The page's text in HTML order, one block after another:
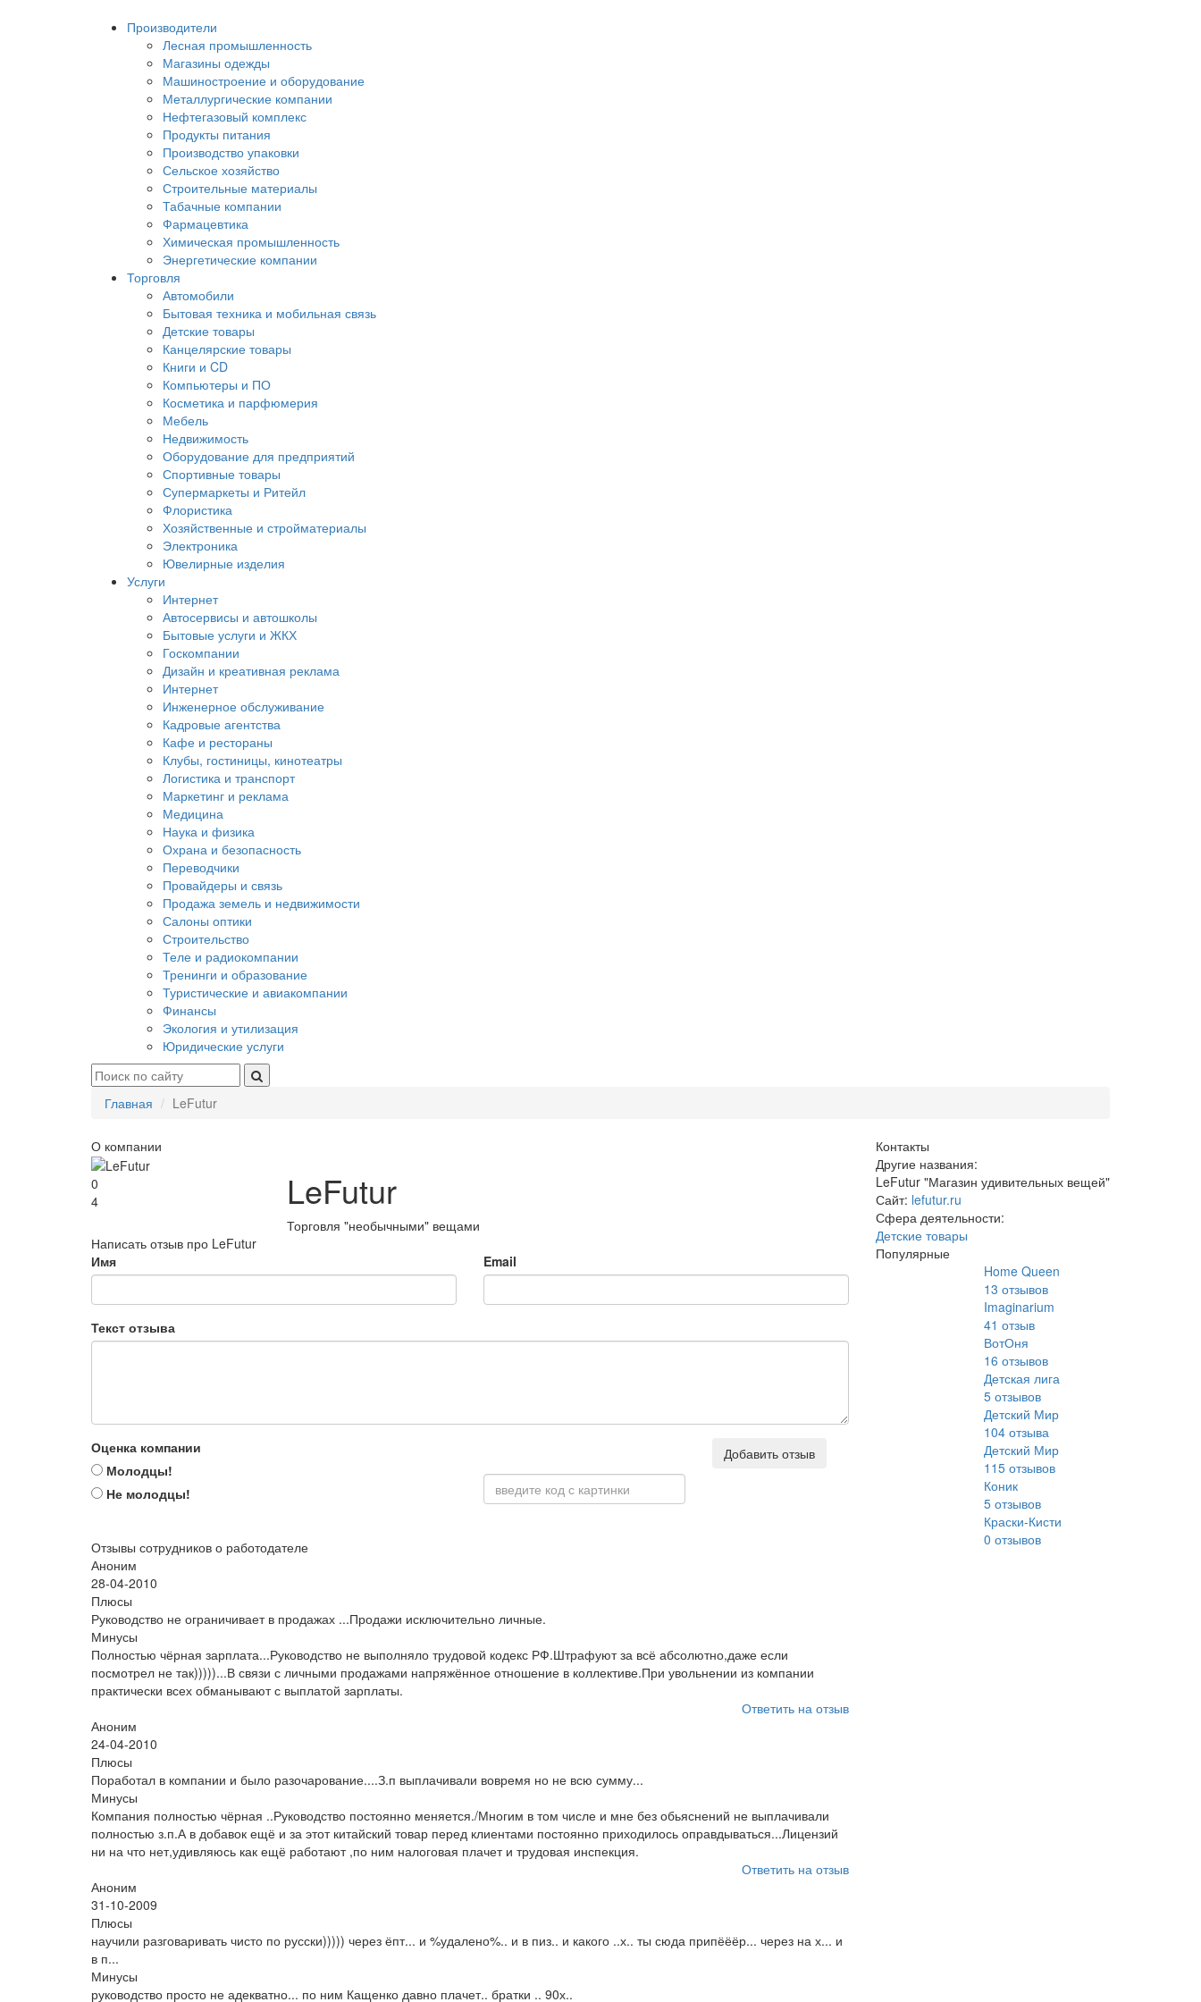
Производители
Лесная промышленность
Магазины одежды
Машиностроение и оборудование
Металлургические компании
Нефтегазовый комплекс
Продукты питания
Производство упаковки
Сельское хозяйство
Строительные материалы
Табачные компании
Фармацевтика
Химическая промышленность
Энергетические компании
Торговля
Автомобили
Бытовая техника и мобильная связь
Детские товары
Канцелярские товары
Книги и CD
Компьютеры и ПО
Косметика и парфюмерия
Мебель
Недвижимость
Оборудование для предприятий
Спортивные товары
Супермаркеты и Ритейл
Флористика
Хозяйственные и стройматериалы
Электроника
Ювелирные изделия
Услуги
Интернет
Автосервисы и автошколы
Бытовые услуги и ЖКХ
Госкомпании
Дизайн и креативная реклама
Интернет
Инженерное обслуживание
Кадровые агентства
Кафе и рестораны
Клубы, гостиницы, кинотеатры
Логистика и транспорт
Маркетинг и реклама
Медицина
Наука и физика
Охрана и безопасность
Переводчики
Провайдеры и связь
Продажа земель и недвижимости
Салоны оптики
Строительство
Теле и радиокомпании
Тренинги и образование
Туристические и авиакомпании
Финансы
Экология и утилизация
Юридические услуги
Главная LeFutur
О компании
0
4
LeFutur
Торговля "необычными" вещами
Написать отзыв про LeFutur
Имя
Email
Текст отзыва
Оценка компании
Молодцы!
Не молодцы!
Добавить отзыв
Отзывы сотрудников о работодателе
Аноним
28-04-2010
Плюсы
Руководство не ограничивает в продажах ...Продажи исключительно личные.
Минусы
Полностью чёрная зарплата...Руководство не выполняло трудовой кодекс РФ.Штрафуют за всё абсолютно,даже если
посмотрел не так)))))...В связи с личными продажами напряжённое отношение в коллективе.При увольнении из компании
практически всех обманывают с выплатой зарплаты.
Ответить на отзыв
Аноним
24-04-2010
Плюсы
Поработал в компании и было разочарование....З.п выплачивали вовремя но не всю сумму...
Минусы
Компания полностью чёрная ..Руководство постоянно меняется./Многим в том числе и мне без обьяснений не выплачивали
полностью з.п.А в добавок ещё и за этот китайский товар перед клиентами постоянно приходилось оправдываться...Лицензий
ни на что нет,удивляюсь как ещё работают ,по ним налоговая плачет и трудовая инспекция.
Ответить на отзыв
Аноним
31-10-2009
Плюсы
научили разговаривать чисто по русски))))) через ёпт... и %удалено%.. и в пиз.. и какого ..х.. ты сюда припёёёр... через на х... и
в п...
Минусы
руководство просто не адекватно... по ним Кащенко давно плачет.. братки .. 90х..
Контакты
Другие названия:
LeFutur "Магазин удивительных вещей"
Сайт: lefutur.ru
Сфера деятельности:
Детские товары
Популярные
Home Queen
13 отзывов
Imaginarium
41 отзыв
ВотОня
16 отзывов
Детская лига
5 отзывов
Детский Мир
104 отзыва
Детский Мир
115 отзывов
Коник
5 отзывов
Краски-Кисти
0 отзывов